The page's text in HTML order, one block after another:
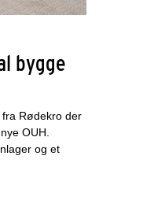
bygge
fra Rødekro der
OUH.
og et